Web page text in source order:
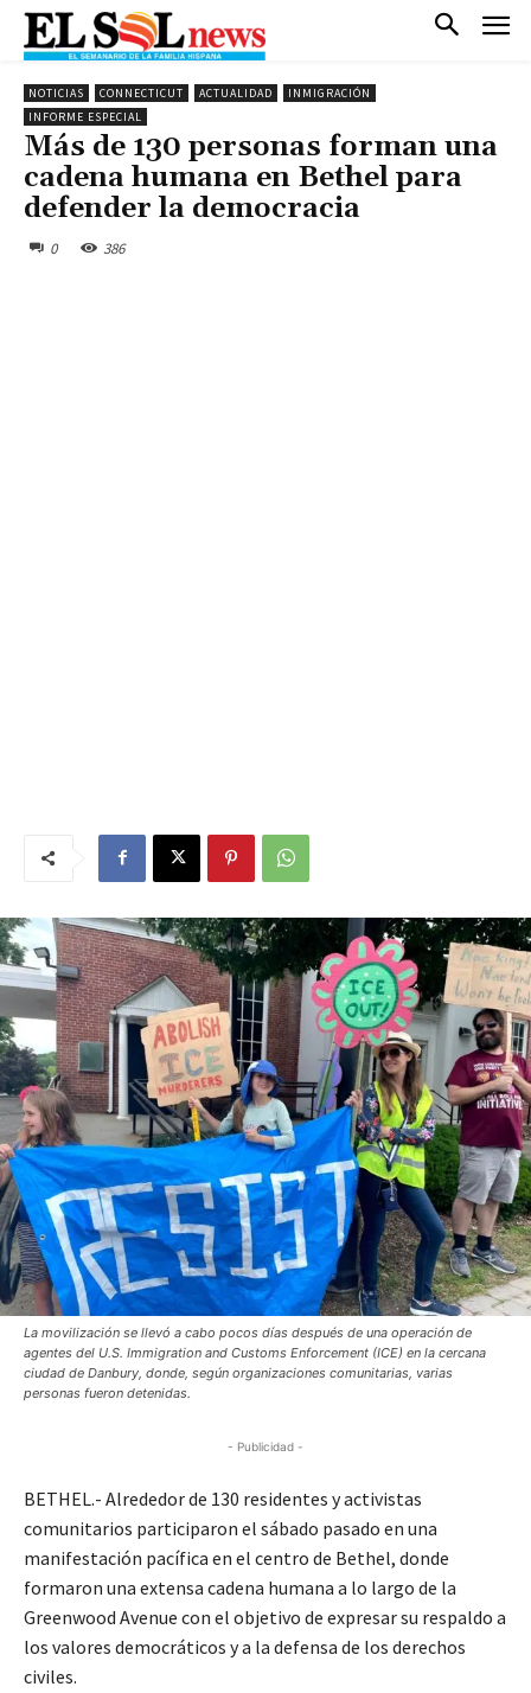
NOTICIAS CONNECTICUT ACTUALIDAD
INMIGRACIÓN
INFORME ESPECIAL
Más de 130 personas forman una
cadena humana en Bethel para
defender la democracia
0 386
La movilización se llevó a cabo pocos días después de una operación de
agentes del U.S. Immigration and Customs Enforcement (ICE) en la cercana
ciudad de Danbury, donde, según organizaciones comunitarias, varias
personas fueron detenidas.
- Publicidad -
BETHEL.- Alrededor de 130 residentes y activistas
comunitarios participaron el sábado pasado en una
manifestación pacífica en el centro de Bethel, donde
formaron una extensa cadena humana a lo largo de la
Greenwood Avenue con el objetivo de expresar su respaldo a
los valores democráticos y a la defensa de los derechos
civiles.